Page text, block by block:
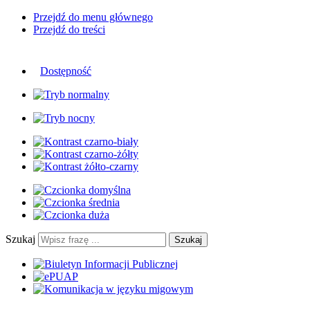
Przejdź do menu głównego
Przejdź do treści
Dostępność
Szukaj Szukaj